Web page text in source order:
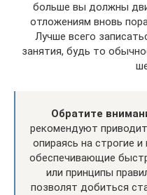
больше вы должны
отложениям вновь
Лучше всего
занятия, будь то
Обратите
рекомендуют
опираясь на строгие
обеспечивающие
или принципы
позволят добиться